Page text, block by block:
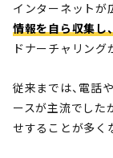
インターネットが
情報を自ら収集し
ドナーチャリング
従来までは、電話
ースが主流でした
せすることが多く